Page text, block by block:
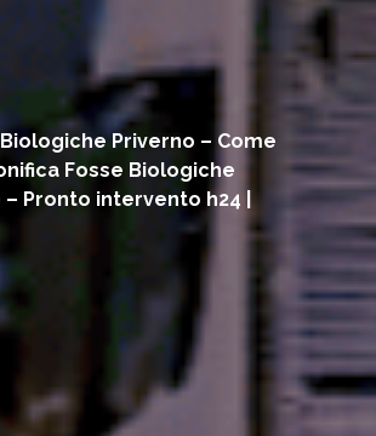
Priverno – Come
Fosse Biologiche
Pronto intervento h24 |